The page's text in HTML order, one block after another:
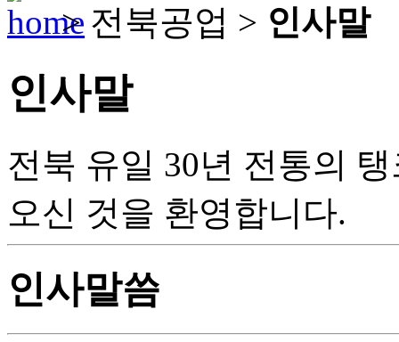
> 전북공업 > 인사말
인사말
전북 유일 30년 전통의
오신 것을 환영합니다.
인사말씀